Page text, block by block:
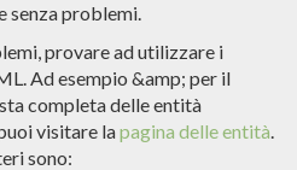
senza problemi.
provare ad utilizzare i
Ad esempio &amp; per il
completa delle entità
visitare lapagina delle entità.
sono: